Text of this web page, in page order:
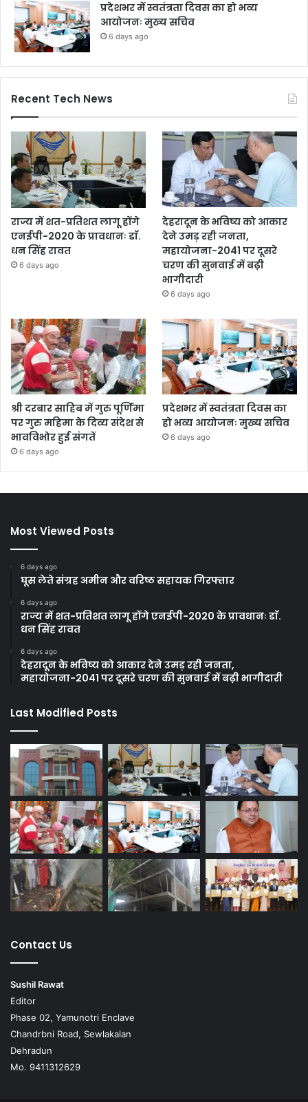
प्रदेशभर में स्वतंत्रता दिवस का हो भव्य
आयोजनः मुख्य सचिव
6 days ago
Recent Tech News
राज्य में शत-प्रतिशत लागू होंगे
एनईपी-2020 के प्रावधानः डाॅ.
धन सिंह रावत
6 days ago
देहरादून के भविष्य को आकार
देने उमड़ रही जनता,
महायोजना-2041 पर दूसरे
चरण की सुनवाई में बढ़ी
भागीदारी
6 days ago
श्री दरबार साहिब में गुरु पूर्णिमा
पर गुरु महिमा के दिव्य संदेश से
भावविभोर हुई संगतें
6 days ago
प्रदेशभर में स्वतंत्रता दिवस का
हो भव्य आयोजनः मुख्य सचिव
6 days ago
Most Viewed Posts
6 days ago
घूस लेते संग्रह अमीन और वरिष्ठ सहायक गिरफ्तार
6 days ago
राज्य में शत-प्रतिशत लागू होंगे एनईपी-2020 के प्रावधानः डाॅ.
धन सिंह रावत
6 days ago
देहरादून के भविष्य को आकार देने उमड़ रही जनता,
महायोजना-2041 पर दूसरे चरण की सुनवाई में बढ़ी भागीदारी
Last Modified Posts
Contact Us
Sushil Rawat
Editor
Phase 02, Yamunotri Enclave
Chandrbni Road, Sewlakalan
Dehradun
Mo. 9411312629